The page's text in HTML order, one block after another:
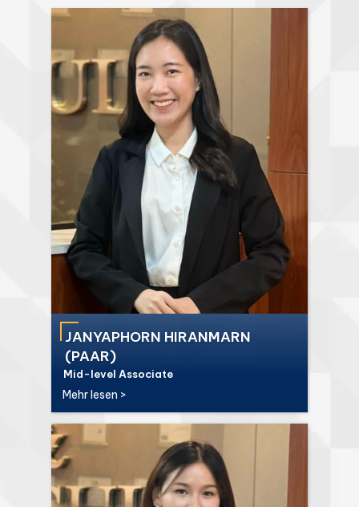
JANYAPHORN HIRANMARN
(PAAR)
Mid-level Associate
Mehr lesen >